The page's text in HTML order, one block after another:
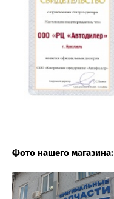
Фото нашего магазина: